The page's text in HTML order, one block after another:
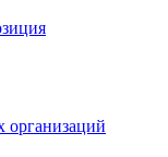
организаций